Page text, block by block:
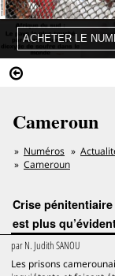
Cameroun
Numéros
Cameroun
Crise
est plus
parN. Judith SANOU
Les prisons